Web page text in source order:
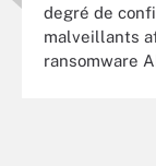
degré de
malveillants
ransomware